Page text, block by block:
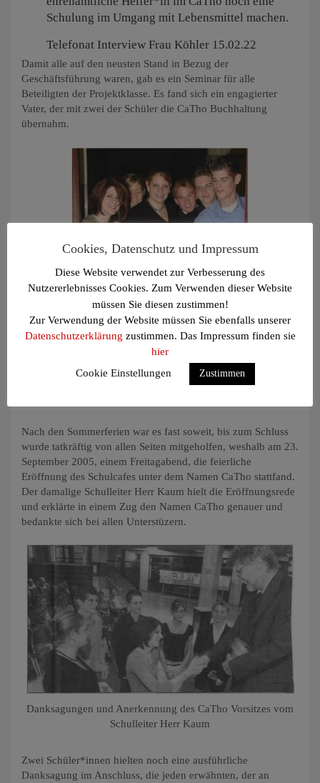
Schulung im Umgang mit Lebensmittel machen.
Telefonat Interview Frau Köhler 15.02.22
Damit alle auf den neusten Stand in Bezug der
Geschäftsführung waren, gab es ein Seminar für alle
Beteiligten der Projektklasse. Es fand sich ein engagierter
Vater, der mit zwei der Schüler die CaTho Buchhaltung
übernahm.
Der junge Vorstand beim Eröffnen des
Nach den Sommerferien war es fast soweit, bis zum Schluss
wurde tatkräftig von allen Seiten mitgeholfen, weshalb am 23.
September 2005, einem Freitagabend, die feierliche
Eröffnung des Schulcafes unter dem Namen CaTho stattfand.
Der damalige Schulleiter Herr Kaum hielt die Eröffnungsrede
und erklärte in einem Zug den Namen CaTho genauer und
bedankte sich bei allen Unterstüzern.
Danksagungen und Anerkennung des CaTho Vorsitzes vom
Schulleiter Herr Kaum
Zwei Schüler*innen hielten noch eine ausführliche
Danksagung im Anschluss, die jeden erwähnten, der an
Cookies, Datenschutz und Impressum
Diese Website verwendet zur Verbesserung des
Nutzererlebnisses Cookies. Zum Verwenden dieser Website
müssen Sie diesen zustimmen!
Zur Verwendung der Website müssen Sie ebenfalls unserer
Datenschutzerklärung zustimmen. Das Impressum finden sie
hier
Cookie Einstellungen
Zustimmen